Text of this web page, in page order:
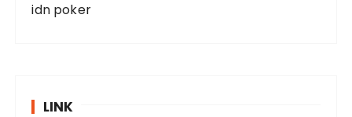
idn poker
LINK